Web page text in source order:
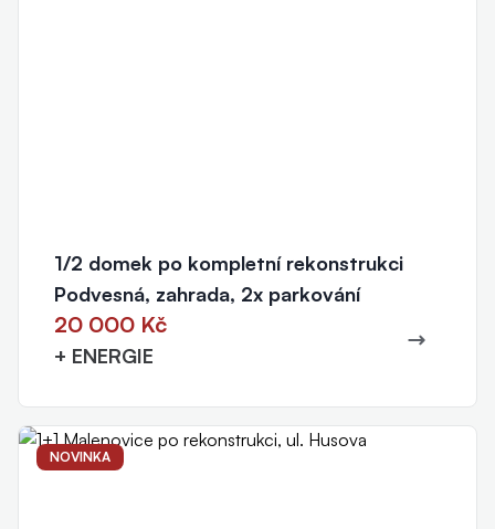
1/2 domek po kompletní rekonstrukci
Podvesná, zahrada, 2x parkování
20 000 Kč
+ ENERGIE
NOVINKA